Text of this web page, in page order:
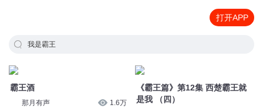
打开APP
我是霸王
霸王酒
那月有声 1.6万
《霸王篇》第12集 西楚霸王就
是我 （四）